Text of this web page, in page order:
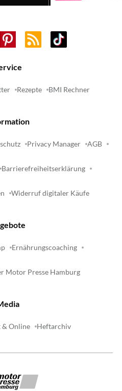
Rezepte BMI Rechner
Privacy Manager AGB
Barrierefreiheitserklärung
Widerruf digitaler Käufe
Ernährungscoaching
Motor Presse Hamburg
& Online Heftarchiv